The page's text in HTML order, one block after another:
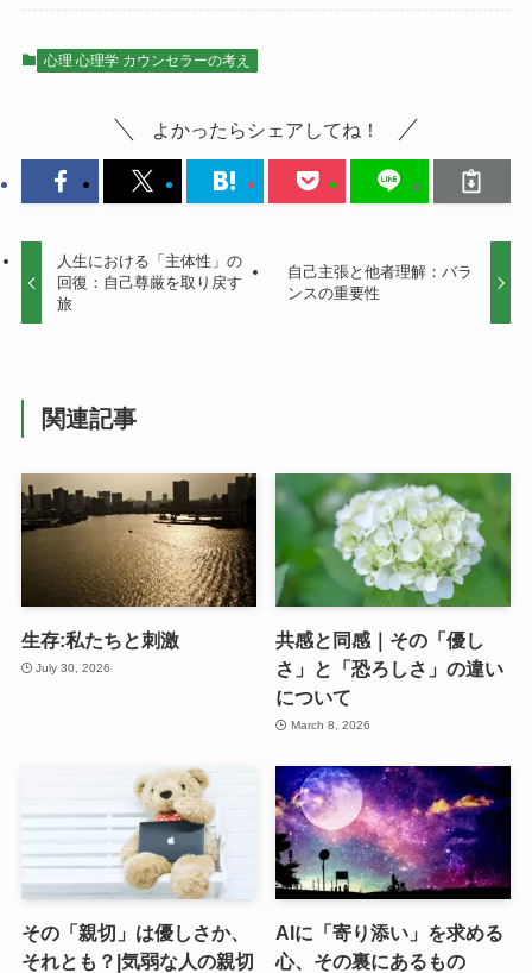
心理 心理学 カウンセラーの考え
よかったらシェアしてね！
人生における「主体性」の
回復：自己尊厳を取り戻す
旅
自己主張と他者理解：バラ
ンスの重要性
関連記事
生存:私たちと刺激
July 30, 2026
共感と同感｜その「優し
さ」と「恐ろしさ」の違い
について
March 8, 2026
その「親切」は優しさか、
それとも？|気弱な人の親切
AIに「寄り添い」を求める
心、その裏にあるもの